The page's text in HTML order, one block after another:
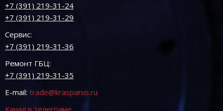
+7 (391) 219-31-24
+7 (391) 219-31-29
Сервис:
+7 (391) 219-31-36
Ремонт ГБЦ:
+7 (391) 219-31-35
E-mail: trade@krasparus.ru